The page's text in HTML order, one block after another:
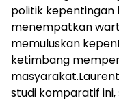
politik kepentingan
menempatkan
memuluskan
ketimbang
studi komparatif